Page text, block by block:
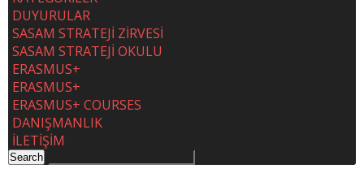
DUYURULAR
SASAM STRATEJİ ZİRVESİ
SASAM STRATEJİ OKULU
ERASMUS+
ERASMUS+
ERASMUS+ COURSES
DANIŞMANLIK
İLETİŞİM